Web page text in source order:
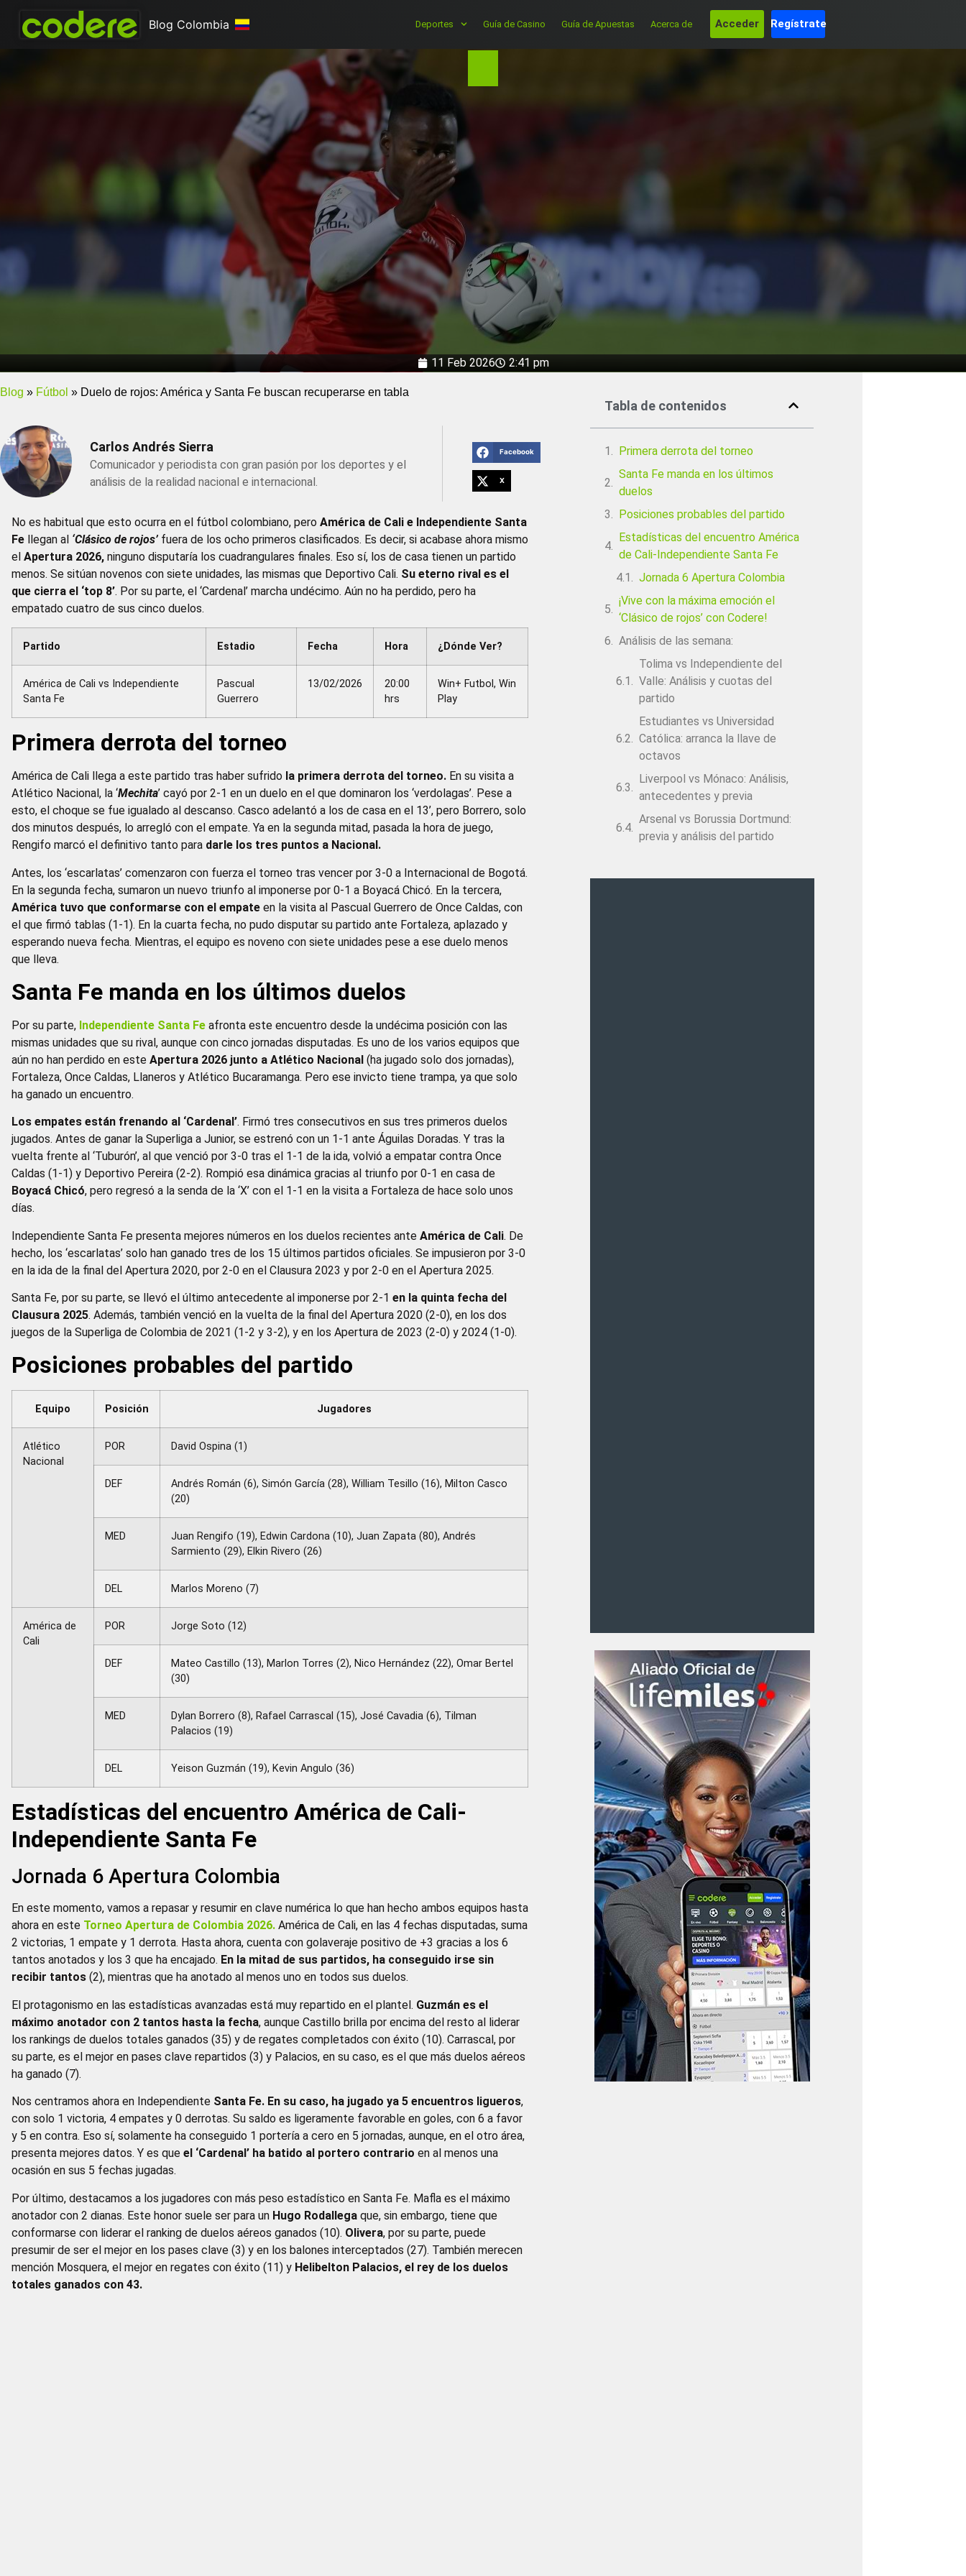
Blog Colombia Deportes Guía de Casino Guía de Apuestas Acerca de Acceder Regístrate
11 Feb 2026 2:41 pm
Blog » Fútbol » Duelo de rojos: América y Santa Fe buscan recuperarse en tabla
Carlos Andrés Sierra
Comunicador y periodista con gran pasión por los deportes y el
análisis de la realidad nacional e internacional.
Facebook
X
No es habitual que esto ocurra en el fútbol colombiano, peroAmérica de Cali e Independiente Santa
Fe llegan al ‘Clásico de rojos’ fuera de los ocho primeros clasificados. Es decir, si acabase ahora mismo
elApertura 2026, ninguno disputaría los cuadrangulares finales. Eso sí, los de casa tienen un partido
menos. Se sitúan novenos con siete unidades, las mismas que Deportivo Cali. Su eterno rival es el
que cierra el ‘top 8’. Por su parte, el ‘Cardenal’ marcha undécimo. Aún no ha perdido, pero ha
empatado cuatro de sus cinco duelos.
Partido Estadio Fecha Hora ¿Dónde Ver?
América de Cali vs Independiente
Santa Fe
Pascual
Guerrero
13/02/2026
20:00
hrs
Win+ Futbol, Win
Play
Primera derrota del torneo
América de Cali llega a este partido tras haber sufrido la primera derrota del torneo. En su visita a
Atlético Nacional, la ‘Mechita’ cayó por 2-1 en un duelo en el que dominaron los ‘verdolagas’. Pese a
esto, el choque se fue igualado al descanso. Casco adelantó a los de casa en el 13’, pero Borrero, solo
dos minutos después, lo arregló con el empate. Ya en la segunda mitad, pasada la hora de juego,
Rengifo marcó el definitivo tanto para darle los tres puntos a Nacional.
Antes, los ‘escarlatas’ comenzaron con fuerza el torneo tras vencer por 3-0 a Internacional de Bogotá.
En la segunda fecha, sumaron un nuevo triunfo al imponerse por 0-1 a Boyacá Chicó. En la tercera,
América tuvo que conformarse con el empate en la visita al Pascual Guerrero de Once Caldas, con
el que firmó tablas (1-1). En la cuarta fecha, no pudo disputar su partido ante Fortaleza, aplazado y
esperando nueva fecha. Mientras, el equipo es noveno con siete unidades pese a ese duelo menos
que lleva.
Santa Fe manda en los últimos duelos
Por su parte, Independiente Santa Fe afronta este encuentro desde la undécima posición con las
mismas unidades que su rival, aunque con cinco jornadas disputadas. Es uno de los varios equipos que
aún no han perdido en esteApertura 2026 junto a Atlético Nacional (ha jugado solo dos jornadas),
Fortaleza, Once Caldas, Llaneros y Atlético Bucaramanga. Pero ese invicto tiene trampa, ya que solo
ha ganado un encuentro.
Los empates están frenando al ‘Cardenal’. Firmó tres consecutivos en sus tres primeros duelos
jugados. Antes de ganar la Superliga a Junior, se estrenó con un 1-1 ante Águilas Doradas. Y tras la
vuelta frente al ‘Tuburón’, al que venció por 3-0 tras el 1-1 de la ida, volvió a empatar contra Once
Caldas (1-1) y Deportivo Pereira (2-2). Rompió esa dinámica gracias al triunfo por 0-1 en casa de
Boyacá Chicó, pero regresó a la senda de la ‘X’ con el 1-1 en la visita a Fortaleza de hace solo unos
días.
Independiente Santa Fe presenta mejores números en los duelos recientes anteAmérica de Cali. De
hecho, los ‘escarlatas’ solo han ganado tres de los 15 últimos partidos oficiales. Se impusieron por 3-0
en la ida de la final del Apertura 2020, por 2-0 en el Clausura 2023 y por 2-0 en el Apertura 2025.
Santa Fe, por su parte, se llevó el último antecedente al imponerse por 2-1en la quinta fecha del
Clausura 2025. Además, también venció en la vuelta de la final del Apertura 2020 (2-0), en los dos
juegos de la Superliga de Colombia de 2021 (1-2 y 3-2), y en los Apertura de 2023 (2-0) y 2024 (1-0).
Posiciones probables del partido
Equipo Posición Jugadores
Atlético
Nacional
POR David Ospina (1)
DEF
Andrés Román (6), Simón García (28), William Tesillo (16), Milton Casco
(20)
MED
Juan Rengifo (19), Edwin Cardona (10), Juan Zapata (80), Andrés
Sarmiento (29), Elkin Rivero (26)
DEL Marlos Moreno (7)
América de
Cali
POR Jorge Soto (12)
DEF
Mateo Castillo (13), Marlon Torres (2), Nico Hernández (22), Omar Bertel
(30)
MED
Dylan Borrero (8), Rafael Carrascal (15), José Cavadia (6), Tilman
Palacios (19)
DEL Yeison Guzmán (19), Kevin Angulo (36)
Estadísticas del encuentro América de Cali-
Independiente Santa Fe
Jornada 6 Apertura Colombia
En este momento, vamos a repasar y resumir en clave numérica lo que han hecho ambos equipos hasta
ahora en este Torneo Apertura de Colombia 2026. América de Cali, en las 4 fechas disputadas, suma
2 victorias, 1 empate y 1 derrota. Hasta ahora, cuenta con golaveraje positivo de +3 gracias a los 6
tantos anotados y los 3 que ha encajado. En la mitad de sus partidos, ha conseguido irse sin
recibir tantos (2), mientras que ha anotado al menos uno en todos sus duelos.
El protagonismo en las estadísticas avanzadas está muy repartido en el plantel. Guzmán es el
máximo anotador con 2 tantos hasta la fecha, aunque Castillo brilla por encima del resto al liderar
los rankings de duelos totales ganados (35) y de regates completados con éxito (10). Carrascal, por
su parte, es el mejor en pases clave repartidos (3) y Palacios, en su caso, es el que más duelos aéreos
ha ganado (7).
Nos centramos ahora en Independiente Santa Fe. En su caso, ha jugado ya 5 encuentros ligueros,
con solo 1 victoria, 4 empates y 0 derrotas. Su saldo es ligeramente favorable en goles, con 6 a favor
y 5 en contra. Eso sí, solamente ha conseguido 1 portería a cero en 5 jornadas, aunque, en el otro área,
presenta mejores datos. Y es queel ‘Cardenal’ ha batido al portero contrario en al menos una
ocasión en sus 5 fechas jugadas.
Por último, destacamos a los jugadores con más peso estadístico en Santa Fe. Mafla es el máximo
anotador con 2 dianas. Este honor suele ser para un Hugo Rodallega que, sin embargo, tiene que
conformarse con liderar el ranking de duelos aéreos ganados (10). Olivera, por su parte, puede
presumir de ser el mejor en los pases clave (3) y en los balones interceptados (27). También merecen
mención Mosquera, el mejor en regates con éxito (11) y Helibelton Palacios, el rey de los duelos
totales ganados con 43.
Tabla de contenidos
Primera derrota del torneo
Santa Fe manda en los últimos
duelos
Posiciones probables del partido
Estadísticas del encuentro América
de Cali-Independiente Santa Fe
Jornada 6 Apertura Colombia
¡Vive con la máxima emoción el
‘Clásico de rojos’ con Codere!
Análisis de las semana:
Tolima vs Independiente del
Valle: Análisis y cuotas del
partido
Estudiantes vs Universidad
Católica: arranca la llave de
octavos
Liverpool vs Mónaco: Análisis,
antecedentes y previa
Arsenal vs Borussia Dortmund:
previa y análisis del partido